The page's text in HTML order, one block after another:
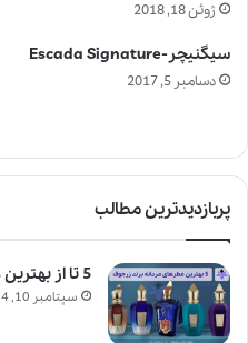
ژوئن 18, 2018
سیگنیچر-Escada Signature
دسامبر 5, 2017
پربازدیدترین مطالب
5 تا از بهترین عطرهای مردانه برند زرجوف
سپتامبر 10, 2024